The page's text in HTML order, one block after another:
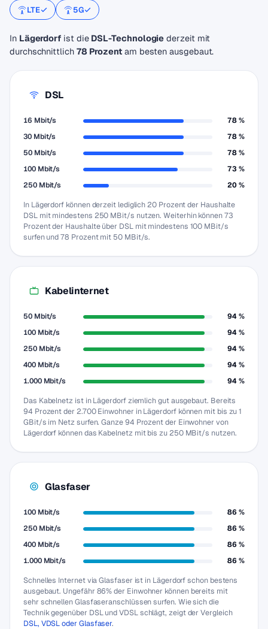
LTE 5G
In Lägerdorf ist die DSL-Technologie derzeit mit
durchschnittlich 78 Prozentam besten ausgebaut.
DSL
16 Mbit/s
78 %
30 Mbit/s
78 %
50 Mbit/s
78 %
100 Mbit/s
73 %
250 Mbit/s
20 %
In Lägerdorf können derzeit lediglich 20 Prozent der Haushalte
DSL mit mindestens 250 MBit/s nutzen. Weiterhin können 73
Prozent der Haushalte über DSL mit mindestens 100 MBit/s
surfen und 78 Prozent mit 50 MBit/s.
Kabelinternet
50 Mbit/s
94 %
100 Mbit/s
94 %
250 Mbit/s
94 %
400 Mbit/s
94 %
1.000 Mbit/s
94 %
Das Kabelnetz ist in Lägerdorf ziemlich gut ausgebaut. Bereits
94 Prozent der 2.700 Einwohner in Lägerdorf können mit bis zu 1
GBit/s im Netz surfen. Ganze 94 Prozent der Einwohner von
Lägerdorf können das Kabelnetz mit bis zu 250 MBit/s nutzen.
Glasfaser
100 Mbit/s
86 %
250 Mbit/s
86 %
400 Mbit/s
86 %
1.000 Mbit/s
86 %
Schnelles Internet via Glasfaser ist in Lägerdorf schon bestens
ausgebaut. Ungefähr 86% der Einwohner können bereits mit
sehr schnellen Glasfaseranschlüssen surfen. Wie sich die
Technik gegenüber DSL und VDSL schlägt, zeigt der Vergleich
DSL, VDSL oder Glasfaser.